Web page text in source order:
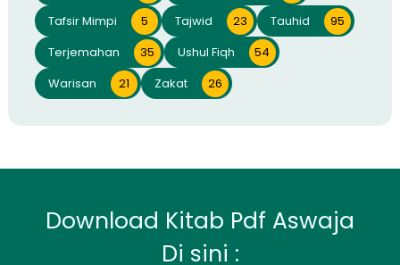
Tafsir Mimpi
5 Tajwid 23 Tauhid
95
Terjemahan
35 Ushul Fiqh
54
Warisan
21 Zakat 26
Download Kitab Pdf Aswaja
Di sini :